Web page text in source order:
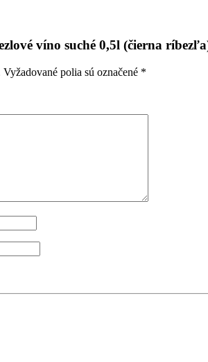
víno suché 0,5l (čierna
Vyžadované polia sú označené *